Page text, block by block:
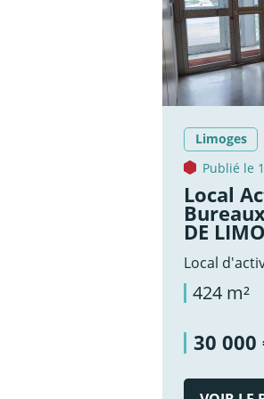
Limoges
Publié le
Local
DE
Local
424 m²
30 000